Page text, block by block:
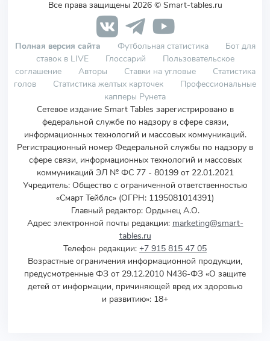
Все права защищены 2026 © Smart-tables.ru
Полная версия сайта Футбольная статистика
Бот для
ставок в LIVE
Глоссарий
Пользовательское
соглашение
Авторы Ставки на угловые
Статистика
голов
Статистика желтых карточек
Профессиональные
капперы Рунета
Сетевое издание Smart Tables зарегистрировано в
федеральной службе по надзору в сфере связи,
информационных технологий и массовых коммуникаций.
Регистрационный номер Федеральной службы по надзору в
сфере связи, информационных технологий и массовых
коммуникаций ЭЛ № ФС 77 - 80199 от 22.01.2021
Учредитель: Общество с ограниченной ответственностью
«Смарт Тейблс» (ОГРН: 1195081014391)
Главный редактор: Ордынец А.О.
Адрес электронной почты редакции: marketing@smart-
tables.ru
Телефон редакции: +7 915 815 47 05
Возрастные ограничения информационной продукции,
предусмотренные ФЗ от 29.12.2010 N436-ФЗ «О защите
детей от информации, причиняющей вред их здоровью
и развитию»: 18+